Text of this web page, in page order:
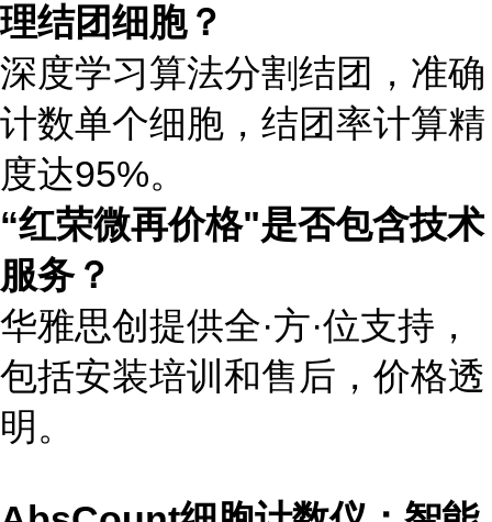
理结团细胞？
深度学习算法分割结团，准确
计数单个细胞，结团率计算精
度达95%。
“红荣微再价格"是否包含技术
服务？
华雅思创提供全·方·位支持，
包括安装培训和售后，价格透
明。